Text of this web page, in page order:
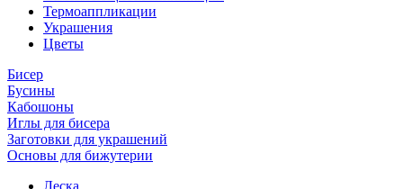
Термоаппликации
Украшения
Цветы
Бисер
Бусины
Кабошоны
Иглы для бисера
Заготовки для украшений
Основы для бижутерии
Леска